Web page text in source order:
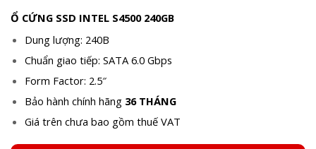
Ổ CỨNG SSD INTEL S4500 240GB
Dung lượng: 240B
Chuẩn giao tiếp: SATA 6.0 Gbps
Form Factor: 2.5″
Bảo hành chính hãng 36 THÁNG
Giá trên chưa bao gồm thuế VAT